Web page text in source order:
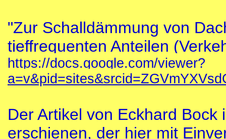
"Zur Schalldämmung von
tieffrequenten Anteilen
https://docs.google.com/viewer?
Der Artikel von Eckhard
erschienen, der hier mit